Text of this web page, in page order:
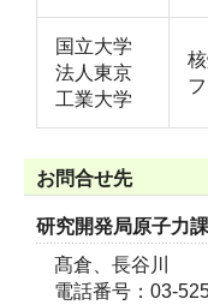
国立大学
法人東京
工業大学
お問合せ先
研究開発局原子力課
髙倉、長谷川
電話番号：03-